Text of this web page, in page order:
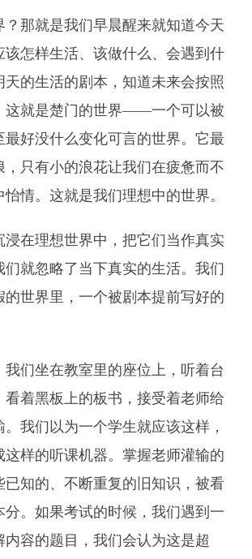
？那就是我们早晨醒来就知道今天
该怎样生活、该做什么、会遇到什
天的生活的剧本，知道未来会按照
这就是楚门的世界——一个可以被
最好没什么变化可言的世界。它最
，只有小的浪花让我们在疲惫而不
情。这就是我们理想中的世界。
浸在理想世界中，把它们当作真实
们就忽略了当下真实的生活。我们
的世界里，一个被剧本提前写好的
我们坐在教室里的座位上，听着台
看着黑板上的板书，接受着老师给
我们以为一个学生就应该这样，
这样的听课机器。掌握老师灌输的
已知的、不断重复的旧知识，被看
分。如果考试的时候，我们遇到一
内容的题目，我们会认为这是超